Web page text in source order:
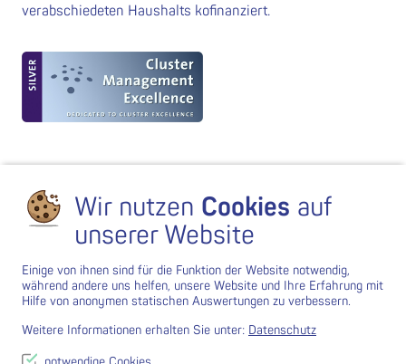
verabschiedeten Haushalts kofinanziert.
Wir nutzen Cookies auf
unserer Website
Einige von ihnen sind für die Funktion der Website notwendig,
während andere uns helfen, unsere Website und Ihre Erfahrung mit
Hilfe von anonymen statischen Auswertungen zu verbessern.
Weitere Informationen erhalten Sie unter: Datenschutz